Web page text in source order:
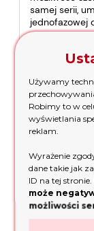
samej serii,
jednofazowej
Dzięki
Fogo F4001
zarówno w
Mobilność
różnych
Prosta i
Elektryczny
Używamy
Robimy to w
wyświetlania
reklam.
Wyrażenie
dane takie jak
ID na tej stronie.
może
możliwości